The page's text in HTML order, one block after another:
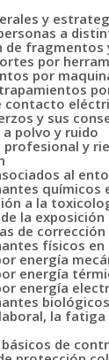
y
a
de fragmentos
por
por
contacto
y sus
a polvo y ruido
y
al
químicos
a la
la
de
físicos
energía
energía
energía
la
de